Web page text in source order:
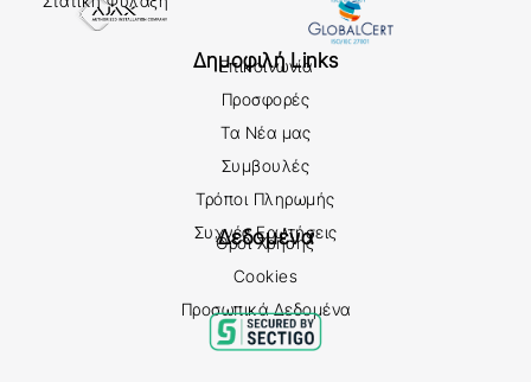
Δημοφιλή Links
Επικοινωνία
Προσφορές
Τα Νέα μας
Συμβουλές
Τρόποι Πληρωμής
Συχνές Ερωτήσεις
Δεδομένα
Όροι Χρήσης
Cookies
Προσωπικά Δεδομένα